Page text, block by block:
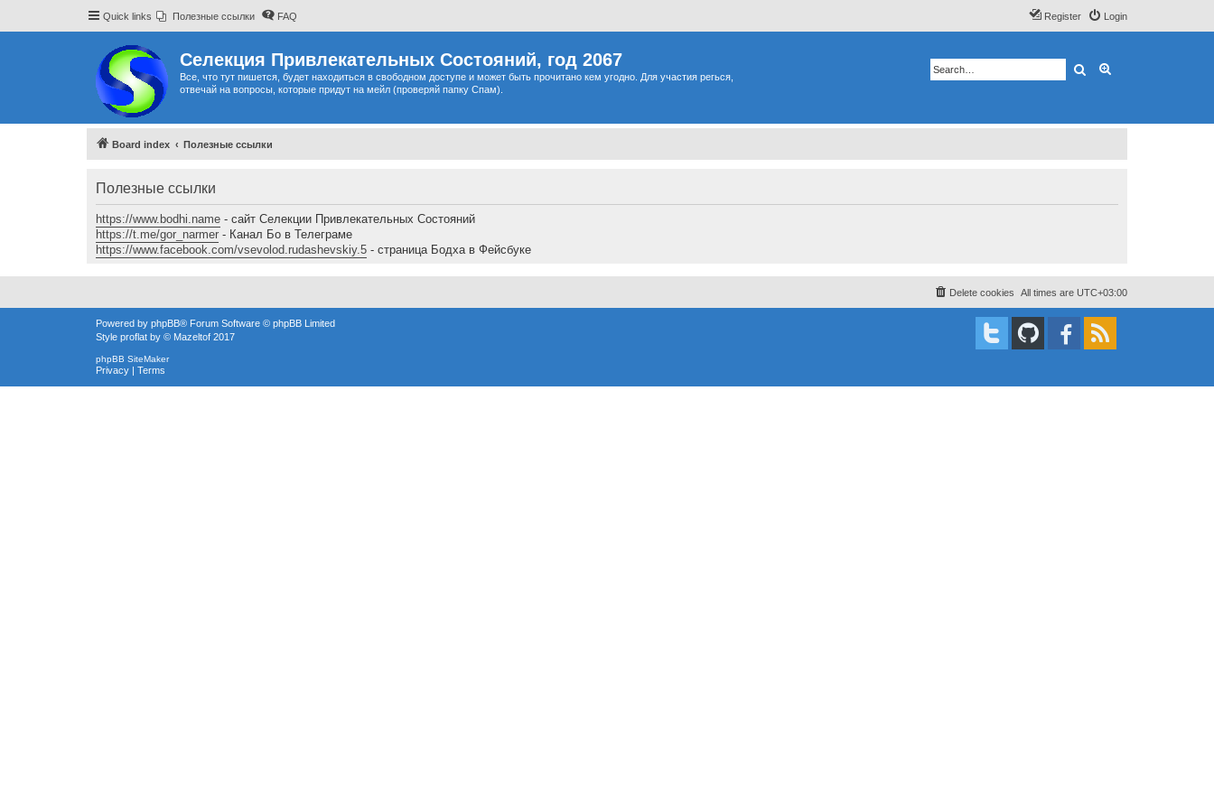
Quick links Полезные ссылки FAQ Login
Register
Селекция Привлекательных Состояний, год 2067
Все, что тут пишется, будет находиться в свободном доступе и может быть прочитано кем угодно. Для участия регься,
отвечай на вопросы, которые придут на мейл (проверяй папку Спам).
Search
Board index Полезные ссылки
Полезные ссылки
https://www.bodhi.name - сайт Селекции Привлекательных Состояний
https://t.me/gor_narmer - Канал Бо в Телеграме
https://www.facebook.com/vsevolod.rudashevskiy.5 - страница Бодха в Фейсбуке
All times are UTC+03:00
Delete cookies
Powered by phpBB® Forum Software © phpBB Limited
Style proflat by © Mazeltof 2017
phpBB SiteMaker
Privacy | Terms